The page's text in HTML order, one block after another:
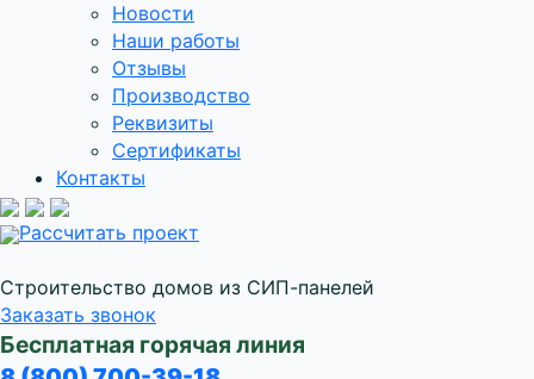
Новости
Наши работы
Отзывы
Производство
Реквизиты
Сертификаты
Контакты
Рассчитать проект
Строительство домов из СИП-панелей
Заказать звонок
Бесплатная горячая линия